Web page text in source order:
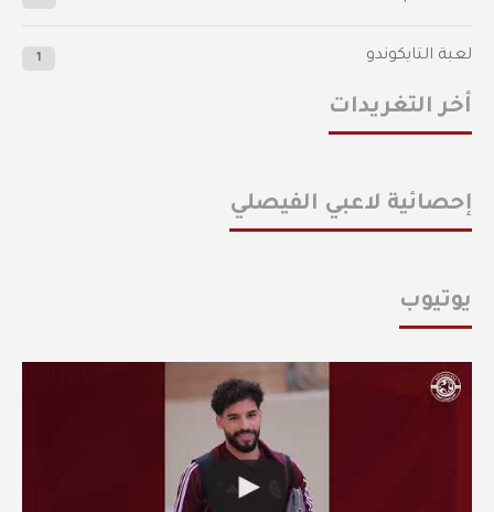
لعبة التايكوندو 1
أخر التغريدات
إحصائية لاعبي الفيصلي
يوتيوب